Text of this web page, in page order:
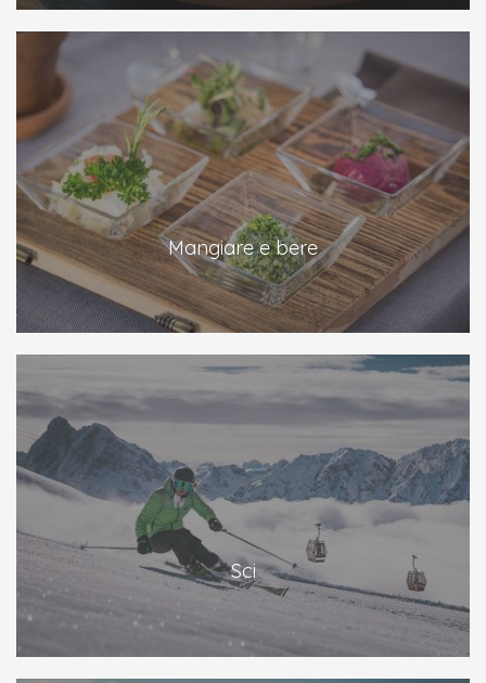
Mangiare e bere
Sci